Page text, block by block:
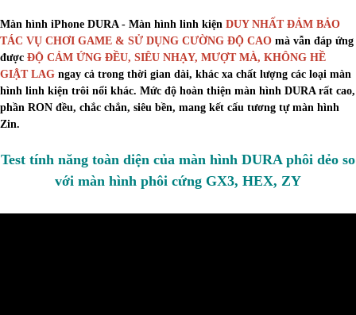
Màn hình iPhone DURA - Màn hình linh kiện DUY NHẤT ĐẢM BẢO
TÁC VỤ CHƠI GAME & SỬ DỤNG CƯỜNG ĐỘ CAO mà vẫn đáp ứng
được ĐỘ CẢM ỨNG ĐỀU, SIÊU NHẠY, MƯỢT MÀ, KHÔNG HỀ
GIẬT LAG ngay cả trong thời gian dài, khác xa chất lượng các loại màn
hình linh kiện trôi nổi khác. Mức độ hoàn thiện màn hình DURA rất cao,
phần RON đều, chắc chắn, siêu bền, mang kết cấu tương tự màn hình
Zin.
Test tính năng toàn diện của màn hình DURA phôi dẻo so
với màn hình phôi cứng GX3, HEX, ZY